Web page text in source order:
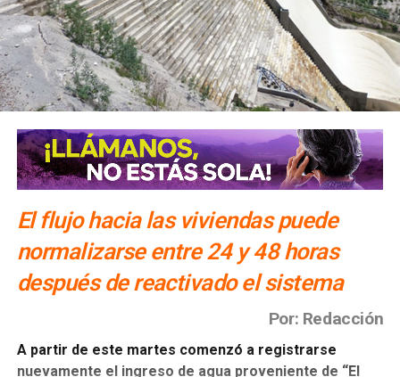
El flujo hacia las viviendas puede
normalizarse entre 24 y 48 horas
después de reactivado el sistema
Por: Redacción
A partir de este martes comenzó a registrarse
nuevamente el ingreso de agua proveniente de “El